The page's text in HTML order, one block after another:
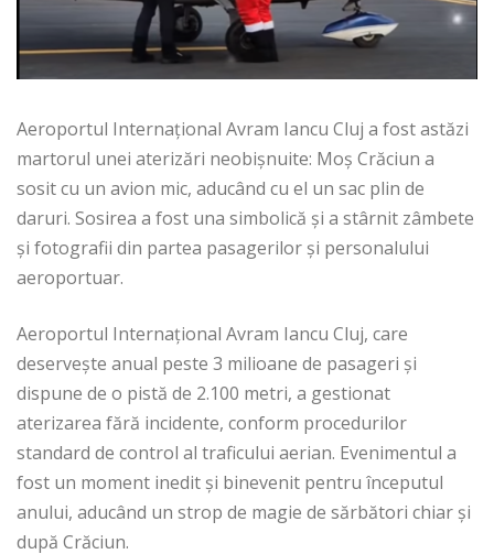
Aeroportul Internațional Avram Iancu Cluj a fost astăzi
martorul unei aterizări neobișnuite: Moș Crăciun a
sosit cu un avion mic, aducând cu el un sac plin de
daruri. Sosirea a fost una simbolică și a stârnit zâmbete
și fotografii din partea pasagerilor și personalului
aeroportuar.
Aeroportul Internațional Avram Iancu Cluj, care
deservește anual peste 3 milioane de pasageri și
dispune de o pistă de 2.100 metri, a gestionat
aterizarea fără incidente, conform procedurilor
standard de control al traficului aerian. Evenimentul a
fost un moment inedit și binevenit pentru începutul
anului, aducând un strop de magie de sărbători chiar și
după Crăciun.